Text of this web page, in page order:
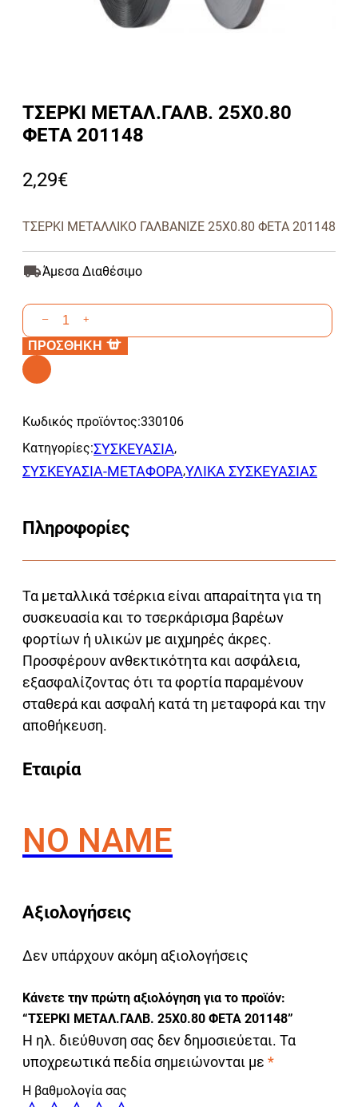
ΤΣΕΡΚΙ ΜΕΤΑΛ.ΓΑΛΒ. 25Χ0.80
ΦΕΤΑ 201148
2,29€
ΤΣΕΡΚΙ ΜΕΤΑΛΛΙΚΟ ΓΑΛΒΑΝΙΖΕ 25Χ0.80 ΦΕΤΑ 201148
Άμεσα Διαθέσιμο
–
ΤΣΕΡΚΙ
ΜΕΤΑΛ.ΓΑΛΒ.
ποσότητα
+
ΠΡΟΣΘΗΚΗ
Κωδικός προϊόντος:330106
Κατηγορίες:ΣΥΣΚΕΥΑΣΙΑ,
ΣΥΣΚΕΥΑΣΙΑ-ΜΕΤΑΦΟΡΑ,ΥΛΙΚΑ ΣΥΣΚΕΥΑΣΙΑΣ
Πληροφορίες
Τα μεταλλικά τσέρκια είναι απαραίτητα για τη
συσκευασία και το τσερκάρισμα βαρέων
φορτίων ή υλικών με αιχμηρές άκρες.
Προσφέρουν ανθεκτικότητα και ασφάλεια,
εξασφαλίζοντας ότι τα φορτία παραμένουν
σταθερά και ασφαλή κατά τη μεταφορά και την
αποθήκευση.
Εταιρία
NO NAME
Αξιολογήσεις
Δεν υπάρχουν ακόμη αξιολογήσεις
Κάνετε την πρώτη αξιολόγηση για το προϊόν:
“ΤΣΕΡΚΙ ΜΕΤΑΛ.ΓΑΛΒ. 25Χ0.80 ΦΕΤΑ 201148”
Η ηλ. διεύθυνση σας δεν δημοσιεύεται. Τα
υποχρεωτικά πεδία σημειώνονται με *
Η βαθμολογία σας